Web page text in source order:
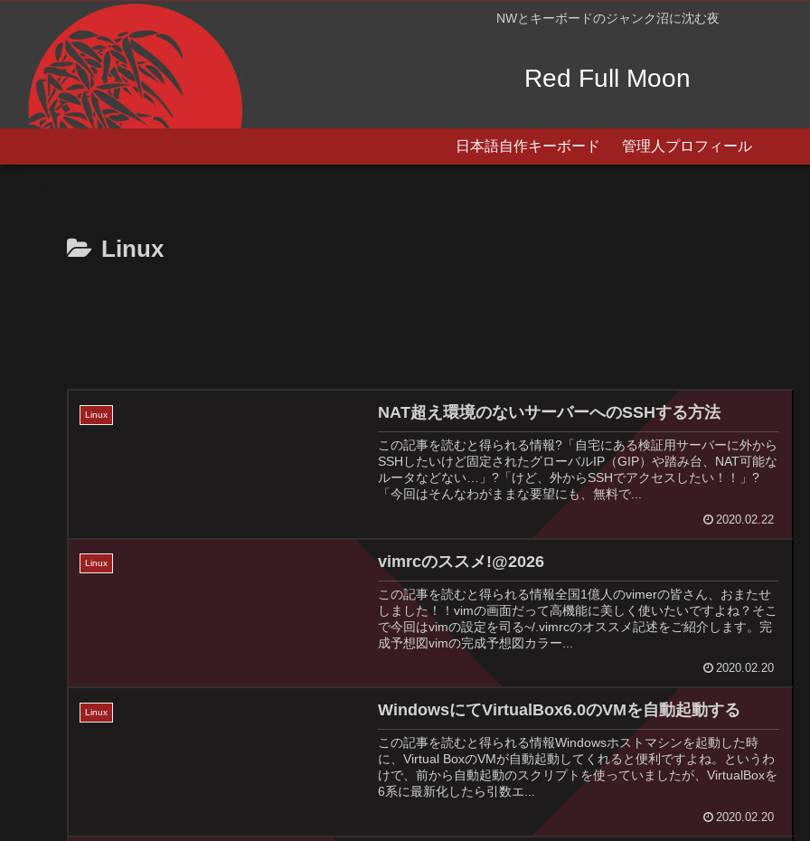
NWとキーボードのジャンク沼に沈む夜
Red Full Moon
日本語自作キーボード 管理人プロフィール
Linux
Linux NAT超え環境のないサーバーへのSSHする方法
この記事を読むと得られる情報?「自宅にある検証用サーバーに外から
SSHしたいけど固定されたグローバルIP（GIP）や踏み台、NAT可能な
ルータなどない…」?「けど、外からSSHでアクセスしたい！！」?
「今回はそんなわがままな要望にも、無料で...
2020.02.22
Linux vimrcのススメ!@2026
この記事を読むと得られる情報全国1億人のvimerの皆さん、おまたせ
しました！！vimの画面だって高機能に美しく使いたいですよね？そこ
で今回はvimの設定を司る~/.vimrcのオススメ記述をご紹介します。完
成予想図vimの完成予想図カラー...
2020.02.20
Linux WindowsにてVirtualBox6.0のVMを自動起動する
この記事を読むと得られる情報Windowsホストマシンを起動した時
に、Virtual BoxのVMが自動起動してくれると便利ですよね。というわ
けで、前から自動起動のスクリプトを使っていましたが、VirtualBoxを
6系に最新化したら引数エ...
2020.02.20